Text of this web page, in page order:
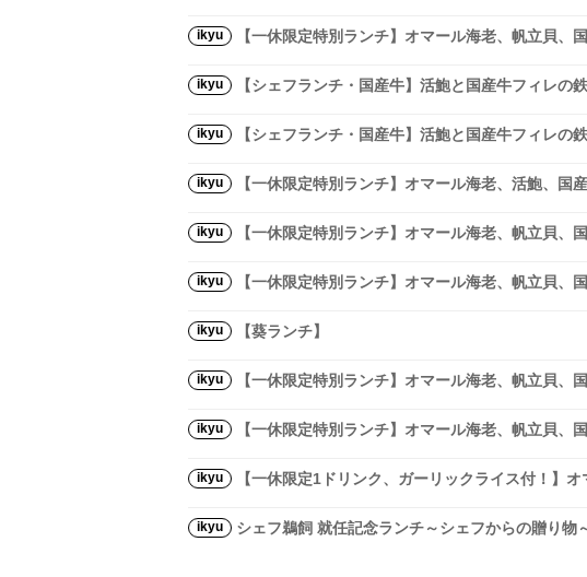
ikyu 【一休限定特別ランチ】オマール海老、帆立貝、
ikyu 【シェフランチ・国産牛】活鮑と国産牛フィレの
ikyu 【シェフランチ・国産牛】活鮑と国産牛フィレの
ikyu 【一休限定特別ランチ】オマール海老、活鮑、国
ikyu 【一休限定特別ランチ】オマール海老、帆立貝
ikyu 【一休限定特別ランチ】オマール海老、帆立貝
ikyu 【葵ランチ】
ikyu 【一休限定特別ランチ】オマール海老、帆立貝
ikyu 【一休限定特別ランチ】オマール海老、帆立貝
ikyu 【一休限定1ドリンク、ガーリックライス付！】
ikyu シェフ鵜飼 就任記念ランチ～シェフからの贈り物